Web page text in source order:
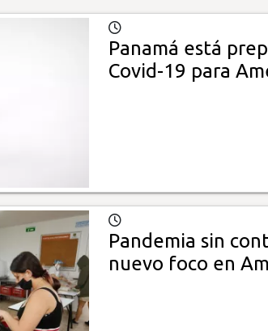
Panamá está
Covid-19 para
Pandemia sin
nuevo foco en